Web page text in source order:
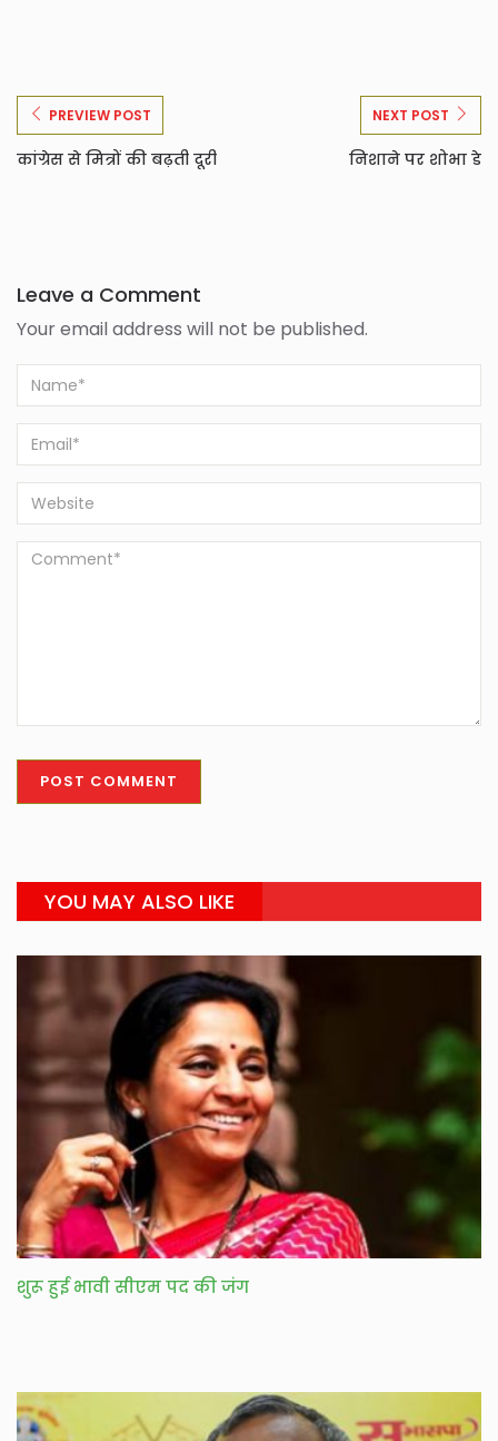
PREVIEW POST
कांग्रेस से मित्रों की बढ़ती दूरी
NEXT POST
निशाने पर शोभा डे
Leave a Comment
Your email address will not be published.
YOU MAY ALSO LIKE
शुरू हुई भावी सीएम पद की जंग